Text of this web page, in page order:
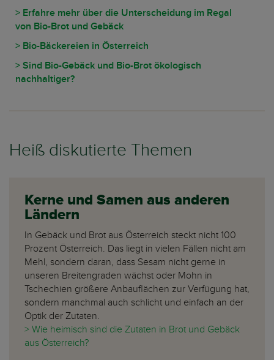
> Erfahre mehr über die Unterscheidung im Regal
von Bio-Brot und Gebäck
> Bio-Bäckereien in Österreich
> Sind Bio-Gebäck und Bio-Brot ökologisch
nachhaltiger?
Heiß diskutierte Themen
Kerne und Samen aus anderen
Ländern
In Gebäck und Brot aus Österreich steckt nicht 100
Prozent Österreich. Das liegt in vielen Fällen nicht am
Mehl, sondern daran, dass Sesam nicht gerne in
unseren Breitengraden wächst oder Mohn in
Tschechien größere Anbauflächen zur Verfügung hat,
sondern manchmal auch schlicht und einfach an der
Optik der Zutaten.
> Wie heimisch sind die Zutaten in Brot und Gebäck
aus Österreich?